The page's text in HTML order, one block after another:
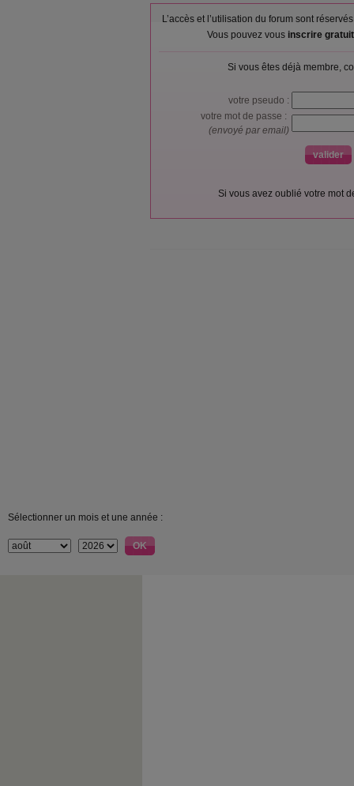
L’accès et l’utilisation du forum sont
Vous pouvez vous inscrire
Si vous êtes déjà membre,
votre pseudo :
votre mot de passe :
(envoyé par email)
Si vous avez oublié votre mot
Sélectionner un mois et une année :